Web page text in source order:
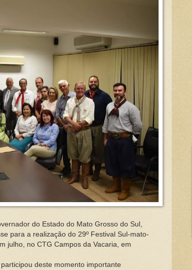
do Estado do Mato Grosso do Sul,
para a realização do 29º Festival Sul-mato-
julho, no CTG Campos da Vacaria, em
deste momento importante